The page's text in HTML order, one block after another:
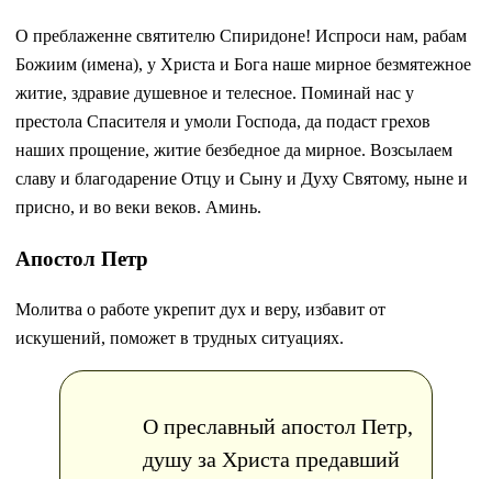
О преблаженне святителю Спиридоне! Испроси нам, рабам
Божиим (имена), у Христа и Бога наше мирное безмятежное
житие, здравие душевное и телесное. Поминай нас у
престола Спасителя и умоли Господа, да подаст грехов
наших прощение, житие безбедное да мирное. Возсылаем
славу и благодарение Отцу и Сыну и Духу Святому, ныне и
присно, и во веки веков. Аминь.
Апостол Петр
Молитва о работе укрепит дух и веру, избавит от
искушений, поможет в трудных ситуациях.
О преславный апостол Петр,
душу за Христа предавший